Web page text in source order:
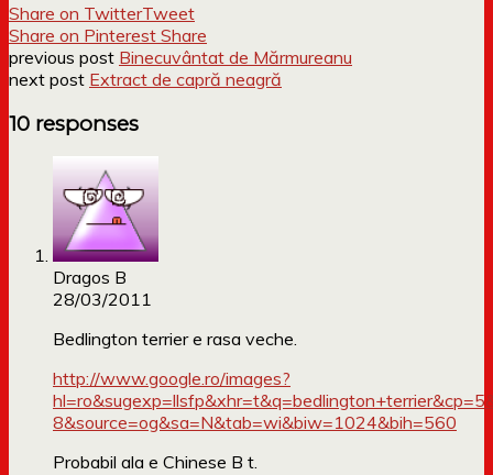
Share on TwitterTweet
Share on Pinterest Share
previous post Binecuvântat de Mărmureanu
next post Extract de capră neagră
10 responses
Dragos B
28/03/2011
Bedlington terrier e rasa veche.
http://www.google.ro/images?
8&source=og&sa=N&tab=wi&biw=1024&bih=560
Probabil ala e Chinese B t.